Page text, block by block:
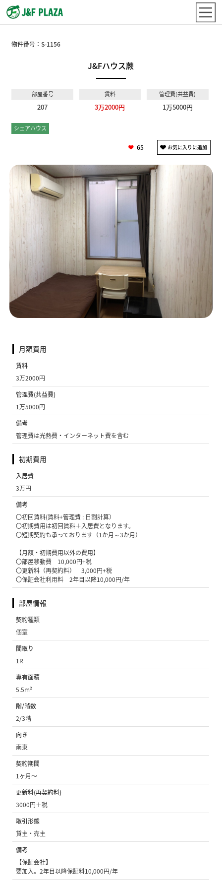
物件番号：S-1156
J&Fハウス蕨
部屋番号
207
賃料
3万2000円
管理費(共益費)
1万5000円
シェアハウス
65
月額費用
賃料
3万2000円
管理費(共益費)
1万5000円
備考
管理費は光熱費・インターネット費を含む
初期費用
入居費
3万円
備考
〇初回賃料(賃料+管理費 : 日割計算）
〇初期費用は初回賃料＋入居費となります。
〇短期契約も承っております（1か月～3か月）
【月額・初期費用以外の費用】
〇部屋移動費 10,000円+税
〇更新料（再契約料） 3,000円+税
〇保証会社利用料 2年目以降10,000円/年
部屋情報
契約種類
個室
間取り
1R
専有面積
5.5m²
階/階数
2/3階
向き
南東
契約期間
1ヶ月〜
更新料(再契約料)
3000円＋税
取引形態
貸主・売主
備考
【保証会社】
要加入。2年目以降保証料10,000円/年